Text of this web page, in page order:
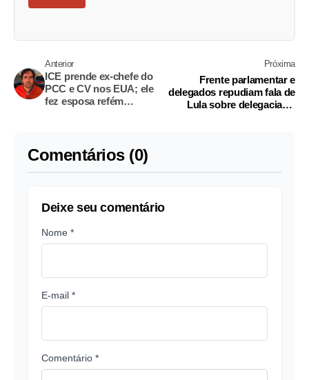
Anterior
ICE prende ex-chefe do
PCC e CV nos EUA; ele
fez esposa refém
Próxima
Frente parlamentar e
delegados repudiam fala de
Lula sobre delegacias e
Comentários (0)
Deixe seu comentário
Nome *
E-mail *
Comentário *